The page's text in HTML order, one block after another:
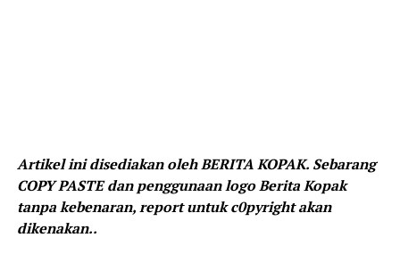
Artikel ini disediakan oleh BERITA KOPAK. Sebarang
COPY PASTE dan penggunaan logo Berita Kopak
tanpa kebenaran, report untuk c0pyright akan
dikenakan..